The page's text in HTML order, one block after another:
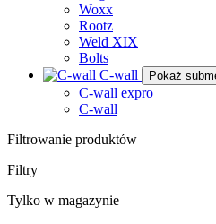
Woxx
Rootz
Weld XIX
Bolts
C-wall
Pokaż
C-wall expro
C-wall
Filtrowanie produktów
Filtry
Tylko w magazynie